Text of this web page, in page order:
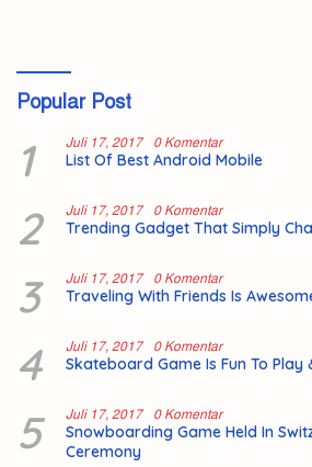
Popular Post
1 Juli 17, 2017 0 Komentar
List Of Best Android Mobile
2 Juli 17, 2017 0 Komentar
Trending Gadget That Simply
3 Juli 17, 2017 0 Komentar
Traveling With Friends Is
4 Juli 17, 2017 0 Komentar
Skateboard Game Is Fun To Play
5 Juli 17, 2017 0 Komentar
Snowboarding Game Held In
Ceremony